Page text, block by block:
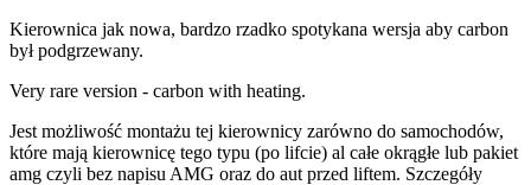
Kierownica jak nowa, bardzo rzadko spotykana wersja aby carbon
był podgrzewany.
Very rare version - carbon with heating.
Jest możliwość montażu tej kierownicy zarówno do samochodów,
które mają kierownicę tego typu (po lifcie) al całe okrągłe lub pakiet
amg czyli bez napisu AMG oraz do aut przed liftem. Szczegóły